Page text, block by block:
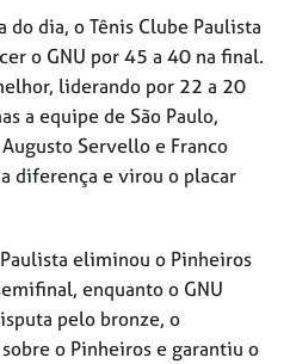
do dia, o Tênis Clube Paulista
o GNU por 45 a 40 na final.
liderando por 22 a 20
a equipe de São Paulo,
Servello e Franco
diferença e virou o placar
eliminou o Pinheiros
enquanto o GNU
pelo bronze, o
o Pinheiros e garantiu o